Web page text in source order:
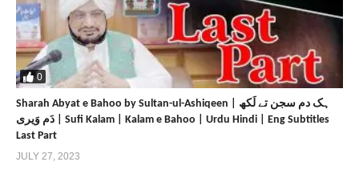
0
Sharah Abyat e Bahoo by Sultan-ul-Ashiqeen | ہک دم سجن تے لَکھ
دَم وَیری | Sufi Kalam | Kalam e Bahoo | Urdu Hindi | Eng Subtitles
Last Part
JULY 27, 2023